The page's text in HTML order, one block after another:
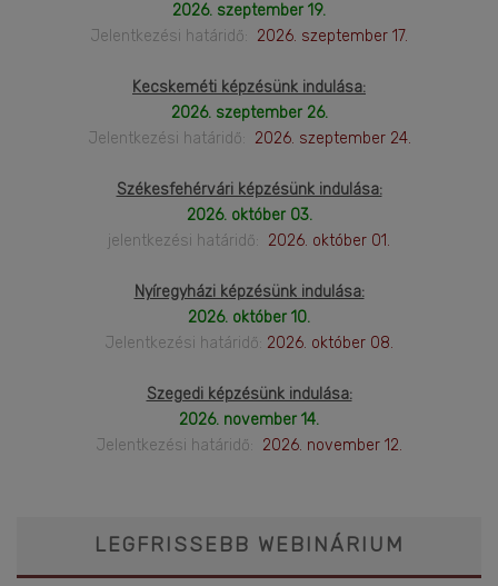
2026. szeptember 19.
Jelentkezési határidő: 2026. szeptember 17.
Kecskeméti képzésünk indulása:
2026. szeptember 26.
Jelentkezési határidő: 2026. szeptember 24.
Székesfehérvári képzésünk indulása:
2026. október 03.
jelentkezési határidő: 2026. október 01.
Nyíregyházi képzésünk indulása:
2026. október 10.
Jelentkezési határidő: 2026. október 08.
Szegedi képzésünk indulása:
2026. november 14.
Jelentkezési határidő: 2026. november 12.
LEGFRISSEBB WEBINÁRIUM